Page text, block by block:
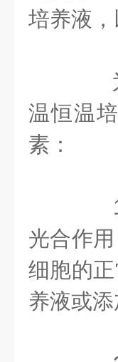
培养液
为
温恒温
素：
1
光合作
细胞的
养液或